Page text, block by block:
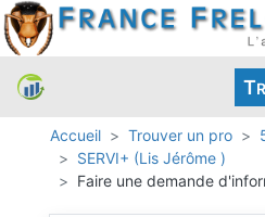
T
Accueil Trouver un pro
SERVI+ (Lis Jérôme )
Faire une demande